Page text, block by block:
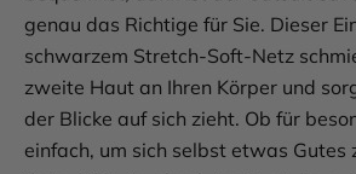
genau das Richtige für Sie. Dieser
schwarzem Stretch-Soft-Netz
zweite Haut an Ihren Körper und
der Blicke auf sich zieht. Ob für
einfach, um sich selbst etwas Gutes